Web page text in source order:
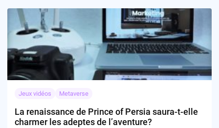
Jeux vidéos Metaverse
La renaissance de Prince of Persia saura-t-elle
charmer les adeptes de l’aventure?